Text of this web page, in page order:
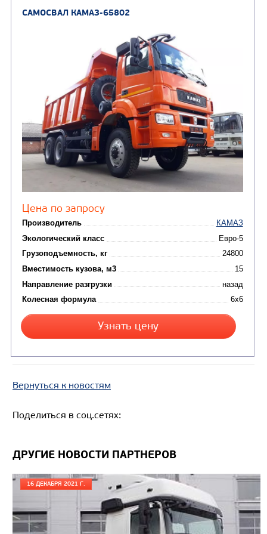
Вместимость кузова, м3
Колесная формула
Узнать цену
САМОСВАЛ КАМАЗ-6580
Производитель
Грузоподъемность, кг
Вместимость кузова, м3
Направление разгрузки
Колесная формула
Вернуться к новостям
Поделиться в соц.сетях:
ДРУГИЕ НОВОСТИ ПАРТНЕРОВ
16 ДЕКАБРЯ 2021 Г.